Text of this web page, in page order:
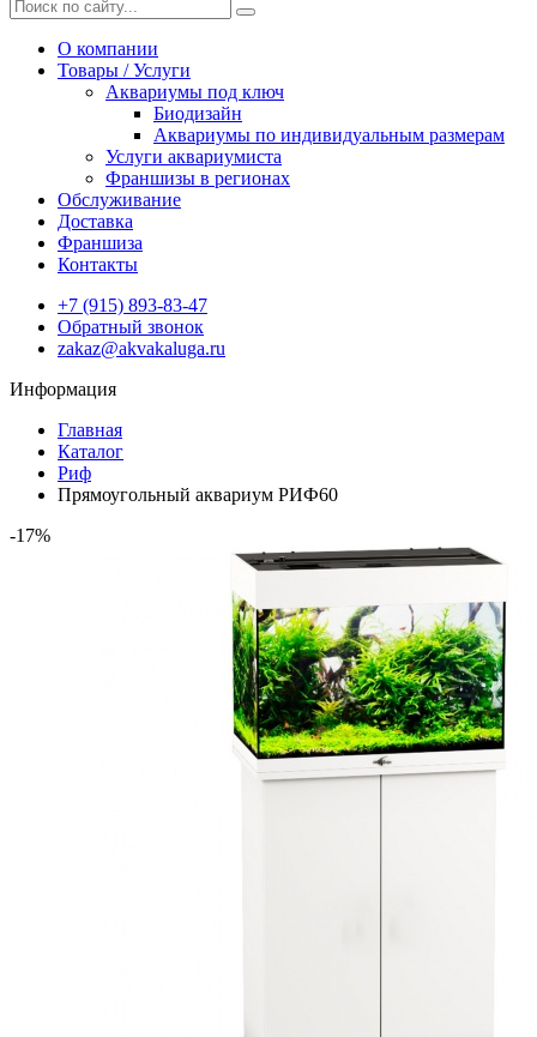
О компании
Товары / Услуги
Аквариумы под ключ
Биодизайн
Аквариумы по индивидуальным размерам
Услуги аквариумиста
Франшизы в регионах
Обслуживание
Доставка
Франшиза
Контакты
+7 (915) 893-83-47
Обратный звонок
zakaz@akvakaluga.ru
Информация
Главная
Каталог
Риф
Прямоугольный аквариум РИФ60
-17%